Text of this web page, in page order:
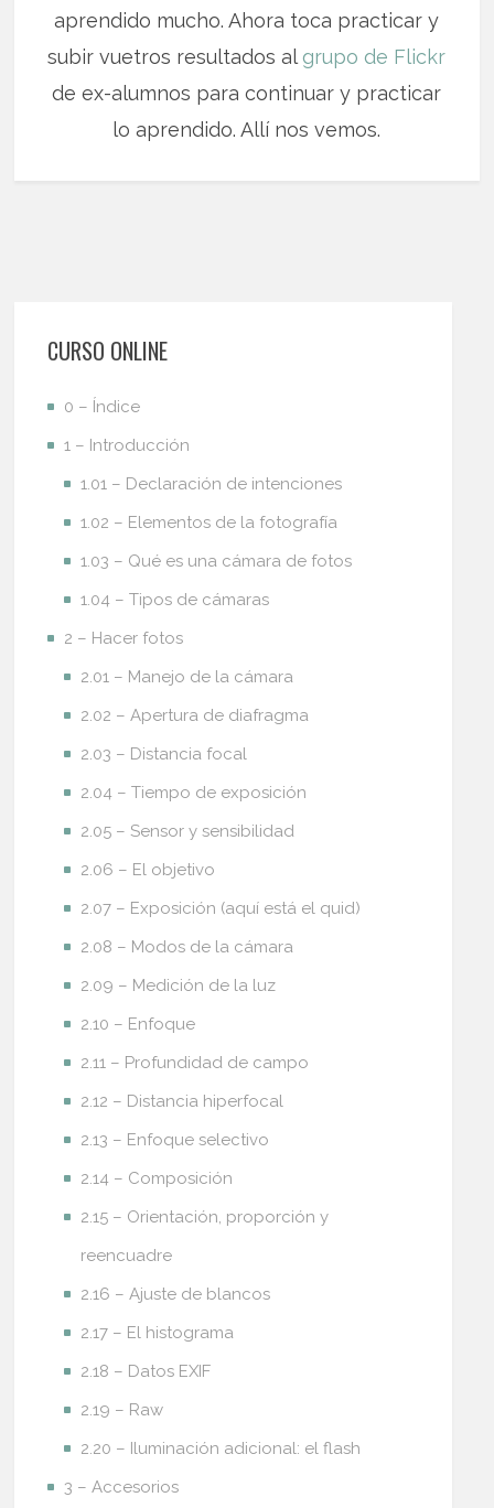
aprendido mucho. Ahora toca practicar y
subir vuetros resultados al grupo de Flickr
de ex-alumnos para continuar y practicar
lo aprendido. Allí nos vemos.
CURSO ONLINE
0 – Índice
1 – Introducción
1.01 – Declaración de intenciones
1.02 – Elementos de la fotografía
1.03 – Qué es una cámara de fotos
1.04 – Tipos de cámaras
2 – Hacer fotos
2.01 – Manejo de la cámara
2.02 – Apertura de diafragma
2.03 – Distancia focal
2.04 – Tiempo de exposición
2.05 – Sensor y sensibilidad
2.06 – El objetivo
2.07 – Exposición (aquí está el quid)
2.08 – Modos de la cámara
2.09 – Medición de la luz
2.10 – Enfoque
2.11 – Profundidad de campo
2.12 – Distancia hiperfocal
2.13 – Enfoque selectivo
2.14 – Composición
2.15 – Orientación, proporción y
reencuadre
2.16 – Ajuste de blancos
2.17 – El histograma
2.18 – Datos EXIF
2.19 – Raw
2.20 – Iluminación adicional: el flash
3 – Accesorios